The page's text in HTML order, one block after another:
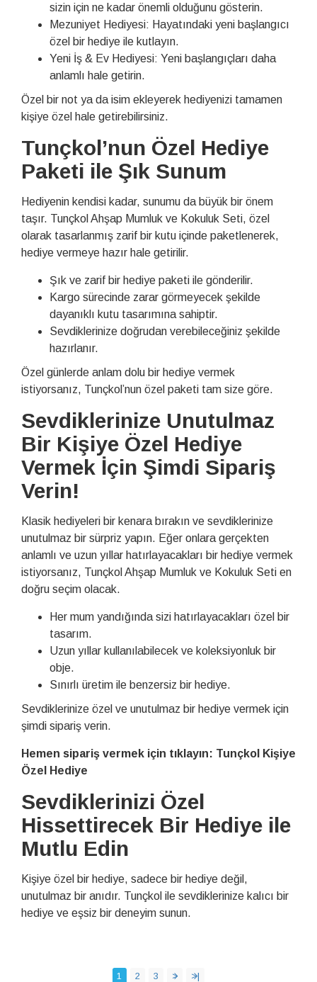
sizin için ne kadar önemli olduğunu gösterin.
Mezuniyet Hediyesi: Hayatındaki yeni başlangıcı
özel bir hediye ile kutlayın.
Yeni İş & Ev Hediyesi: Yeni başlangıçları daha
anlamlı hale getirin.
Özel bir not ya da isim ekleyerek hediyenizi tamamen
kişiye özel hale getirebilirsiniz.
Tunçkol’nun Özel Hediye
Paketi ile Şık Sunum
Hediyenin kendisi kadar, sunumu da büyük bir önem
taşır. Tunçkol Ahşap Mumluk ve Kokuluk Seti, özel
olarak tasarlanmış zarif bir kutu içinde paketlenerek,
hediye vermeye hazır hale getirilir.
Şık ve zarif bir hediye paketi ile gönderilir.
Kargo sürecinde zarar görmeyecek şekilde
dayanıklı kutu tasarımına sahiptir.
Sevdiklerinize doğrudan verebileceğiniz şekilde
hazırlanır.
Özel günlerde anlam dolu bir hediye vermek
istiyorsanız, Tunçkol’nun özel paketi tam size göre.
Sevdiklerinize Unutulmaz
Bir Kişiye Özel Hediye
Vermek İçin Şimdi Sipariş
Verin!
Klasik hediyeleri bir kenara bırakın ve sevdiklerinize
unutulmaz bir sürpriz yapın. Eğer onlara gerçekten
anlamlı ve uzun yıllar hatırlayacakları bir hediye vermek
istiyorsanız, Tunçkol Ahşap Mumluk ve Kokuluk Seti en
doğru seçim olacak.
Her mum yandığında sizi hatırlayacakları özel bir
tasarım.
Uzun yıllar kullanılabilecek ve koleksiyonluk bir
obje.
Sınırlı üretim ile benzersiz bir hediye.
Sevdiklerinize özel ve unutulmaz bir hediye vermek için
şimdi sipariş verin.
Hemen sipariş vermek için tıklayın: Tunçkol Kişiye
Özel Hediye
Sevdiklerinizi Özel
Hissettirecek Bir Hediye ile
Mutlu Edin
Kişiye özel bir hediye, sadece bir hediye değil,
unutulmaz bir anıdır. Tunçkol ile sevdiklerinize kalıcı bir
hediye ve eşsiz bir deneyim sunun.
1 2 3 > >|